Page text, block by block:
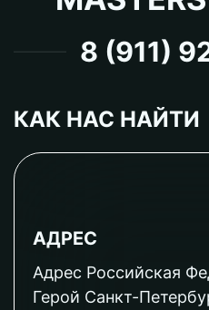
8 (911)
КАК НАС НАЙТИ
АДРЕС
Адрес Российская
Герой Санкт-